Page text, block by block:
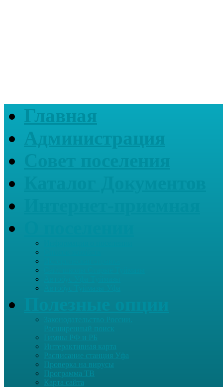
Главная
Администрация
Гимны РФ и РБ
Интерактивная карта
Расписание станция Уфа
Проверка на вирусы
Программа ТВ
Карта сайта